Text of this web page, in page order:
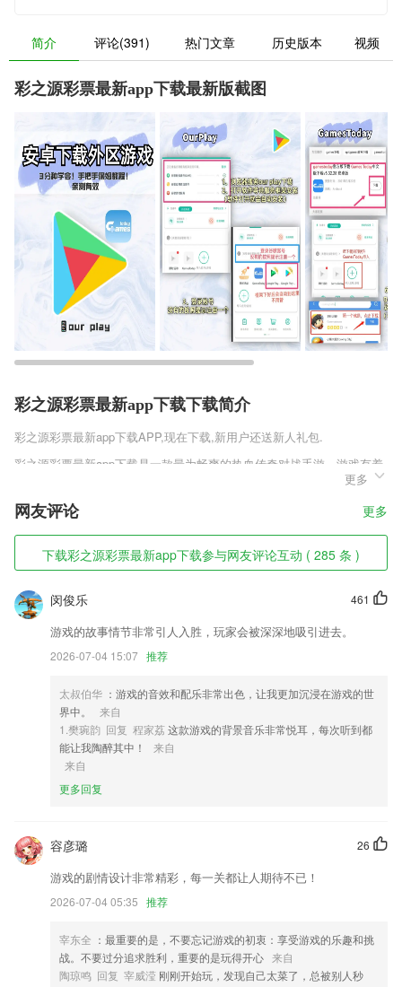
简介 评论(391) 热门文章 历史版本 视频
彩之源彩票最新app下载最新版截图
彩之源彩票最新app下载下载简介
彩之源彩票最新app下载APP,现在下载,新用户还送新人礼包.
彩之源彩票最新app下载是一款最为畅爽的热血传奇对战手游，游戏有着
更加丰富的专属福利，上亿绑定元宝随意使用，更有免费的专属大翅膀等
装饰等你来拿，各种绚丽的服装以及外观自由替换，不花一分钱也能享受
到最为极致的热血传奇，带给你的极致趣味。
彩之源彩票最新app下载软件特色
1,下载即可使用，全部功能免费使用
2,能够以最快的速度，帮助2265用户去计算出他们所购买产品的成本。
3,快速扫描出在后台潜伏运行的各种应用、服务。
4,支持增强工具，提供360清理大师，360云盘，隐私保险箱等应用；
6,一个人可以学习自己职位之外的课程，这样就能不断提升自己在其他方
面的能力；
彩之源彩票最新app下载软件优势
1.老师每隔一段是假就会进行课堂上面抽查，随机课堂检验等等，看看学
2.“读”、“写”、“拼”、“测”四大模块汇集了大量的动画、儿歌、互动性趣味
小游戏，从视觉、听觉、游戏互动操作中体验学习的乐趣！趣味拼读环
节，实时录音，让孩子不仅会认会写，还能大声读出来！
3.21 节 3D 拼音互动动画课程，让孩子扮演故事主角，沉浸在拼音的语
境学习环境当中，快乐学会拼音。
4.智能分析了每个人的高频错题从而生成个性化题库
5.简化教师工作量开拓新的教学思路资源，提升学生学习效率推动数字化
更多
网友评论 更多
下载彩之源彩票最新app下载参与网友评论互动 ( 285 条 )
461
闵俊乐
游戏的故事情节非常引人入胜，玩家会被深深地吸引进去。
2026-07-04 15:07 推荐
太叔伯华 ：游戏的音效和配乐非常出色，让我更加沉浸在游戏的世
界中。
来自
1.樊琬韵 回复 程家荔这款游戏的背景音乐非常悦耳，每次听到都
能让我陶醉其中！
来自
来自
更多回复
26
容彦璐
游戏的剧情设计非常精彩，每一关都让人期待不已！
2026-07-04 05:35 推荐
宰东全 ：最重要的是，不要忘记游戏的初衷：享受游戏的乐趣和挑
战。不要过分追求胜利，重要的是玩得开心 来自
陶琼鸣 回复 宰威滢 刚刚开始玩，发现自己太菜了，总被别人秒